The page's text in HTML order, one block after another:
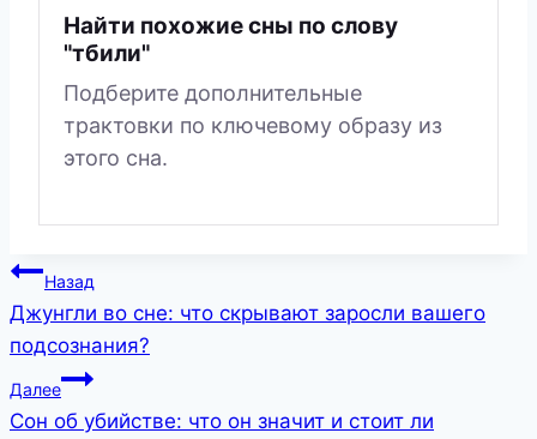
Найти похожие сны по слову
"тбили"
Подберите дополнительные
трактовки по ключевому образу из
этого сна.
Навигация
по
записям
Назад
Джунгли во сне: что скрывают заросли вашего
подсознания?
Далее
Сон об убийстве: что он значит и стоит ли